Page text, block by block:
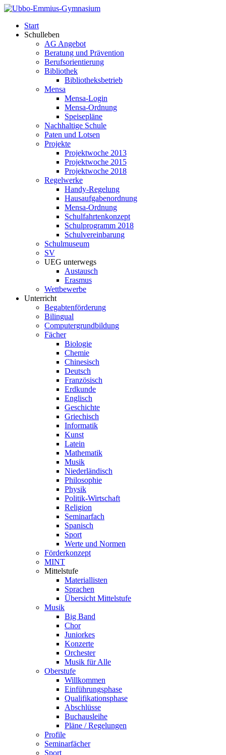
Start
Schulleben
AG Angebot
Beratung und Prävention
Berufsorientierung
Bibliothek
Bibliotheksbetrieb
Mensa
Mensa-Login
Mensa-Ordnung
Speisepläne
Nachhaltige Schule
Paten und Lotsen
Projekte
Projektwoche 2013
Projektwoche 2015
Projektwoche 2018
Regelwerke
Handy-Regelung
Hausaufgabenordnung
Mensa-Ordnung
Schulfahrtenkonzept
Schulprogramm 2018
Schulvereinbarung
Schulmuseum
SV
UEG unterwegs
Austausch
Erasmus
Wettbewerbe
Unterricht
Begabtenförderung
Bilingual
Computergrundbildung
Fächer
Biologie
Chemie
Chinesisch
Deutsch
Französisch
Erdkunde
Englisch
Geschichte
Griechisch
Informatik
Kunst
Latein
Mathematik
Musik
Niederländisch
Philosophie
Physik
Politik-Wirtschaft
Religion
Seminarfach
Spanisch
Sport
Werte und Normen
Förderkonzept
MINT
Mittelstufe
Materiallisten
Sprachen
Übersicht Mittelstufe
Musik
Big Band
Chor
Juniorkes
Konzerte
Orchester
Musik für Alle
Oberstufe
Willkommen
Einführungsphase
Qualifikationsphase
Abschlüsse
Buchausleihe
Pläne / Regelungen
Profile
Seminarfächer
Sport